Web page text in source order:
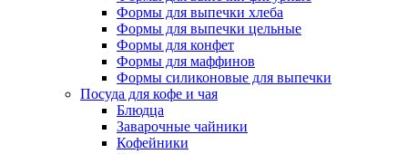
Формы для выпечки хлеба
Формы для выпечки цельные
Формы для конфет
Формы для маффинов
Формы силиконовые для выпечки
Посуда для кофе и чая
Блюдца
Заварочные чайники
Кофейники